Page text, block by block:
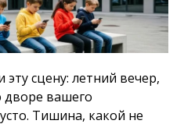
сцену: летний вечер,
дворе вашего
Тишина, какой не